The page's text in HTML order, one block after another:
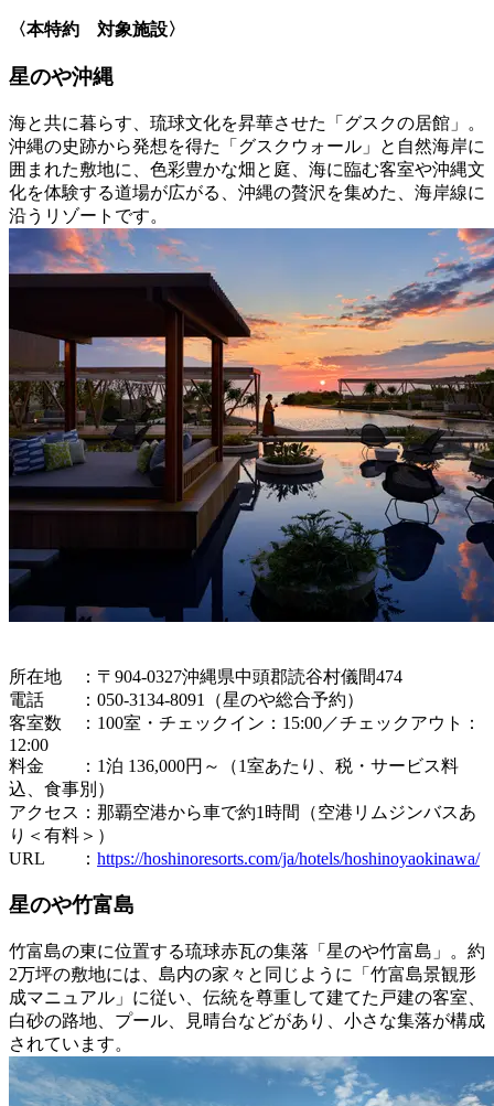
〈本特約 対象施設〉
星のや沖縄
海と共に暮らす、琉球文化を昇華させた「グスクの居館」。
沖縄の史跡から発想を得た「グスクウォール」と自然海岸に
囲まれた敷地に、色彩豊かな畑と庭、海に臨む客室や沖縄文
化を体験する道場が広がる、沖縄の贅沢を集めた、海岸線に
沿うリゾートです。
所在地 ：〒904-0327沖縄県中頭郡読谷村儀間474
電話 ：050-3134-8091（星のや総合予約）
客室数 ：100室・チェックイン：15:00／チェックアウト：
12:00
料金 ：1泊 136,000円～（1室あたり、税・サービス料
込、食事別）
アクセス：那覇空港から車で約1時間（空港リムジンバスあ
り＜有料＞）
URL ： https://hoshinoresorts.com/ja/hotels/hoshinoyaokinawa/
星のや竹富島
竹富島の東に位置する琉球赤瓦の集落「星のや竹富島」。約
2万坪の敷地には、島内の家々と同じように「竹富島景観形
成マニュアル」に従い、伝統を尊重して建てた戸建の客室、
白砂の路地、プール、見晴台などがあり、小さな集落が構成
されています。